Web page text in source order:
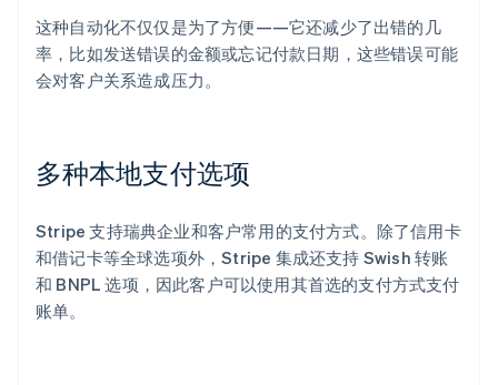
这种自动化不仅仅是为了方便——它还减少了出错的几
率，比如发送错误的金额或忘记付款日期，这些错误可能
会对客户关系造成压力。
多种本地支付选项
Stripe 支持瑞典企业和客户常用的支付方式。除了信用卡
和借记卡等全球选项外，Stripe 集成还支持 Swish 转账
和 BNPL 选项，因此客户可以使用其首选的支付方式支付
账单。